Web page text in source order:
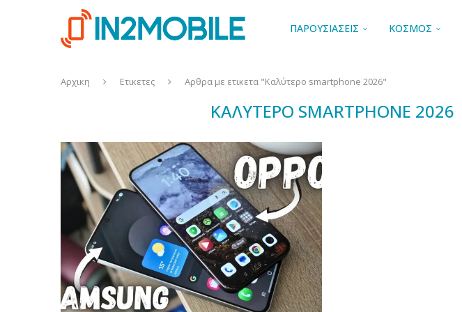
ΠΑΡΟΥΣΙΑΣΕΙΣ ΚΟΣΜΟΣ
Αρχικη Ετικετες Αρθρα με ετικετα "Καλύτερο smartphone 2026"
ΚΑΛΎΤΕΡΟ SMARTPHONE 2026